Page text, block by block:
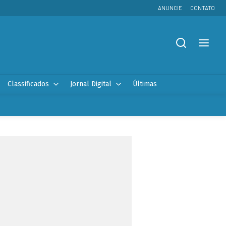
ANUNCIE CONTATO
Classificados Jornal Digital Últimas